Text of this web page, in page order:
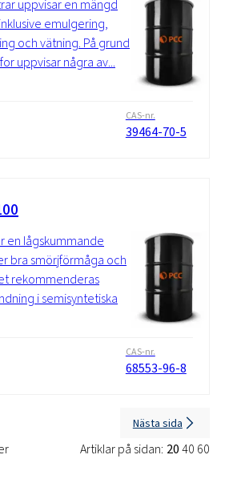
uppvisar en mängd
emulgering,
och vätning. På grund
uppvisar några av...
CAS-nr.
39464-70-5
en lågskummande
bra smörjförmåga och
rekommenderas
i semisyntetiska
CAS-nr.
68553-96-8
Artiklar på sidan: 2040 60
Nästa sida